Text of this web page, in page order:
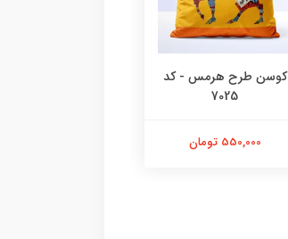
کوسن طرح هرمس - کد
7025
550,000 تومان